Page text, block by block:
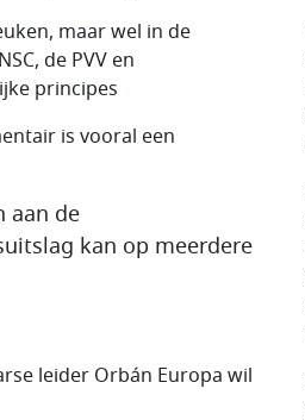
maar wel in de
de PVV en
principes
is vooral een
aan de
kan op meerdere
leider Orbán Europa wil